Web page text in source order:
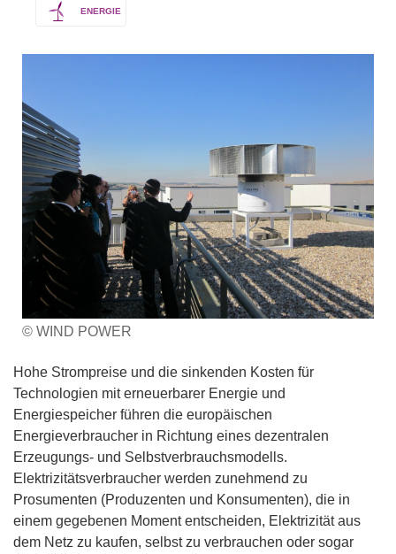
ENERGIE
© WIND POWER
Hohe Strompreise und die sinkenden Kosten für
Technologien mit erneuerbarer Energie und
Energiespeicher führen die europäischen
Energieverbraucher in Richtung eines dezentralen
Erzeugungs- und Selbstverbrauchsmodells.
Elektrizitätsverbraucher werden zunehmend zu
Prosumenten (Produzenten und Konsumenten), die in
einem gegebenen Moment entscheiden, Elektrizität aus
dem Netz zu kaufen, selbst zu verbrauchen oder sogar